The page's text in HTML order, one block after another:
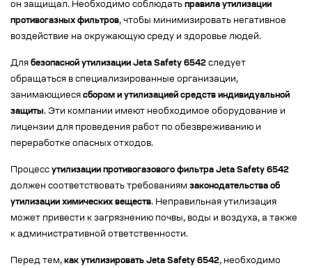
он защищал. Необходимо соблюдать правила утилизации
противогазных фильтров, чтобы минимизировать негативное
воздействие на окружающую среду и здоровье людей.
Для безопасной утилизации Jeta Safety 6542 следует
обращаться в специализированные организации,
занимающиеся сбором и утилизацией средств индивидуальной
защиты. Эти компании имеют необходимое оборудование и
лицензии для проведения работ по обезвреживанию и
переработке опасных отходов.
Процесс утилизации противогазового фильтра Jeta Safety 6542
должен соответствовать требованиям законодательства об
утилизации химических веществ. Неправильная утилизация
может привести к загрязнению почвы, воды и воздуха, а также
к административной ответственности.
Перед тем, как утилизировать Jeta Safety 6542, необходимо